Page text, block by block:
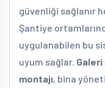
güvenliği sağlanır
Şantiye
uygulanabilen bu
uyum sağlar.
montajı, bina